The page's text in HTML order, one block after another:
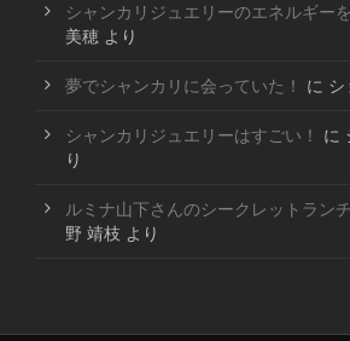
シャンカリジュエリーのエネルギー
美穂 より
夢でシャンカリに会っていた！ に シ
シャンカリジュエリーはすごい！ に
り
ルミナ山下さんのシークレットラン
野 靖枝 より